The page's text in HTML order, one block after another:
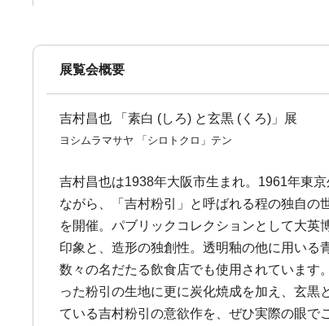
展覧会概要
吉村昌也 「素白 (しろ) と玄黒 (くろ)」展
ヨシムラマサヤ 「シロトクロ」テン
吉村昌也は1938年大阪市生まれ。1961年東
ながら、「吉村粉引」と呼ばれる程の独自の
を開催。パブリックコレクションとして大
印象と、造形の独創性。透明釉の他に用いる
数々の名だたる飲食店でも使用されています
った粉引の生地に更に炭化焼成を加え、玄
ている吉村粉引の意欲作を、ぜひ実際の眼で